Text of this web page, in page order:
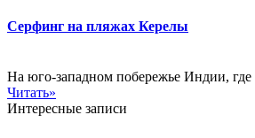
Серфинг на пляжах Керелы
На юго-западном побережье Индии, где
Читать»
Интересные записи